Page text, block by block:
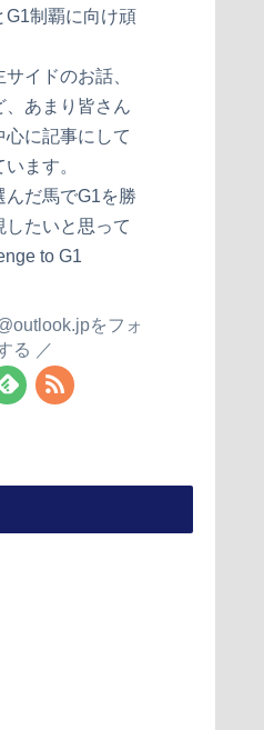
G1制覇に向け頑
イドのお話、
あまり皆さん
心に記事にして
ます。
んだ馬でG1を勝
たいと思って
to G1
をフォ
る